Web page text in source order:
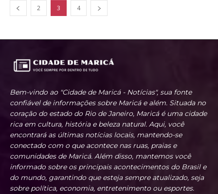
2 3 4
Bem-vindo ao "Cidade de Maricá - Notícias", sua fonte
confiável de informações sobre Maricá e além. Situada no
coração do estado do Rio de Janeiro, Maricá é uma cidade
rica em cultura, história e beleza natural. Aqui, você
encontrará as últimas notícias locais, mantendo-se
conectado com o que acontece nas ruas, praias e
comunidades de Maricá. Além disso, mantemos você
informado sobre os principais acontecimentos do Brasil e
do mundo, garantindo que esteja sempre atualizado, seja
sobre política, economia, entretenimento ou esportes.